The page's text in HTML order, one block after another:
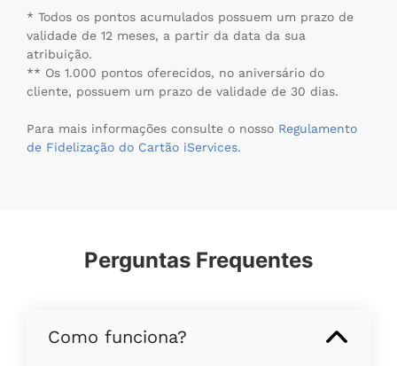
* Todos os pontos acumulados possuem um prazo de
validade de 12 meses, a partir da data da sua
atribuição.
** Os 1.000 pontos oferecidos, no aniversário do
cliente, possuem um prazo de validade de 30 dias.
Para mais informações consulte o nosso Regulamento
de Fidelização do Cartão iServices.
Perguntas Frequentes
Como funciona?